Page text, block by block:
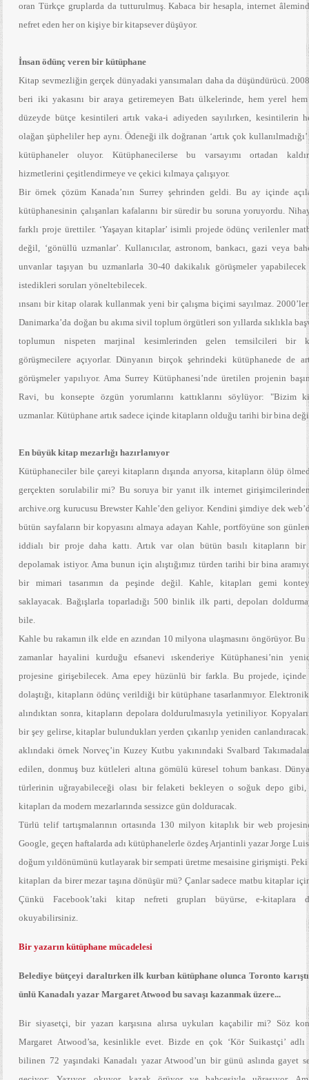
oran Türkçe gruplarda da tutturulmuş. Kabaca bir hesapla, internet
nefret eden her on kişiye bir kitapsever düşüyor.
İnsan ödünç veren bir kütüphane
Kitap sevmezliğin gerçek dünyadaki yansımaları daha da düşündürücü.
beri iki yakasını bir araya getiremeyen Batı ülkelerinde, hem yerel
düzeyde bütçe kesintileri artık vaka-i adiyeden sayılırken, kesintilerin
olağan şüpheliler hep aynı. Ödeneği ilk doğranan ‘artık çok kullanılmadığı’
kütüphaneler oluyor. Kütüphanecilerse bu varsayımı ortadan
hizmetlerini çeşitlendirmeye ve çekici kılmaya çalışıyor.
Bir örnek çözüm Kanada’nın Surrey şehrinden geldi. Bu ay içinde
kütüphanesinin çalışanları kafalarını bir süredir bu soruna yoruyordu.
farklı proje ürettiler. ‘Yaşayan kitaplar’ isimli projede ödünç verilenler
değil, ‘gönüllü uzmanlar’. Kullanıcılar, astronom, bankacı, gazi veya
unvanlar taşıyan bu uzmanlarla 30-40 dakikalık görüşmeler
istedikleri soruları yöneltebilecek.
ınsanı bir kitap olarak kullanmak yeni bir çalışma biçimi sayılmaz.
Danimarka’da doğan bu akıma sivil toplum örgütleri son yıllarda sıklıkla
toplumun nispeten marjinal kesimlerinden gelen temsilcileri bir
görüşmecilere açıyorlar. Dünyanın birçok şehrindeki kütüphanede de
görüşmeler yapılıyor. Ama Surrey Kütüphanesi’nde üretilen projenin
Ravi, bu konsepte özgün yorumlarını kattıklarını söylüyor: "Bizim
uzmanlar. Kütüphane artık sadece içinde kitapların olduğu tarihi bir bina
En büyük kitap mezarlığı hazırlanıyor
Kütüphaneciler bile çareyi kitapların dışında arıyorsa, kitapların ölüp
gerçekten sorulabilir mi? Bu soruya bir yanıt ilk internet
archive.org kurucusu Brewster Kahle’den geliyor. Kendini şimdiye dek
bütün sayfaların bir kopyasını almaya adayan Kahle, portföyüne son
iddialı bir proje daha kattı. Artık var olan bütün basılı kitapların bir
depolamak istiyor. Ama bunun için alıştığımız türden tarihi bir bina
bir mimari tasarımın da peşinde değil. Kahle, kitapları gemi
saklayacak. Bağışlarla toparladığı 500 binlik ilk parti, depoları
bile.
Kahle bu rakamın ilk elde en azından 10 milyona ulaşmasını öngörüyor.
zamanlar hayalini kurduğu efsanevi ıskenderiye Kütüphanesi’nin
projesine girişebilecek. Ama epey hüzünlü bir farkla. Bu projede, içinde
dolaştığı, kitapların ödünç verildiği bir kütüphane tasarlanmıyor.
alındıktan sonra, kitapların depolara doldurulmasıyla yetiniliyor.
bir şey gelirse, kitaplar bulundukları yerden çıkarılıp yeniden
aklındaki örnek Norveç’in Kuzey Kutbu yakınındaki Svalbard
edilen, donmuş buz kütleleri altına gömülü küresel tohum bankası.
türlerinin uğrayabileceği olası bir felaketi bekleyen o soğuk depo gibi,
kitapları da modern mezarlarında sessizce gün dolduracak.
Türlü telif tartışmalarının ortasında 130 milyon kitaplık bir web
Google, geçen haftalarda adı kütüphanelerle özdeş Arjantinli yazar Jorge
doğum yıldönümünü kutlayarak bir sempati üretme mesaisine girişmişti. Peki
kitapları da birer mezar taşına dönüşür mü? Çanlar sadece matbu kitaplar
Çünkü Facebook’taki kitap nefreti grupları büyürse, e-kitaplara
okuyabilirsiniz.
Bir yazarın kütüphane mücadelesi
Belediye bütçeyi daraltırken ilk kurban kütüphane olunca Toronto
ünlü Kanadalı yazar Margaret Atwood bu savaşı kazanmak üzere...
Bir siyasetçi, bir yazarı karşısına alırsa uykuları kaçabilir mi? Söz
Margaret Atwood’sa, kesinlikle evet. Bizde en çok ‘Kör Suikastçi’ adlı
bilinen 72 yaşındaki Kanadalı yazar Atwood’un bir günü aslında gayet